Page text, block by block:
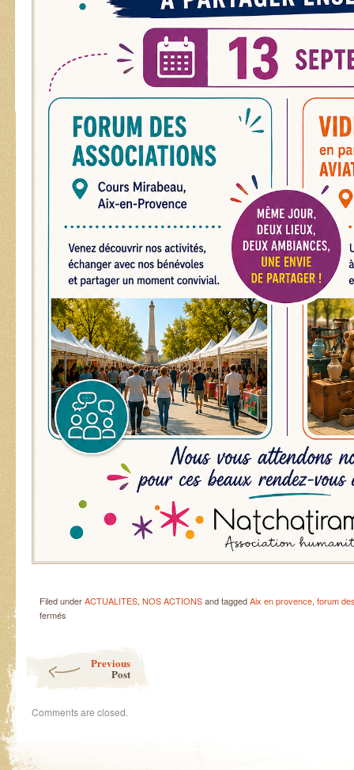
Filed underACTUALITES, NOS ACTIONSand taggedAix en provence, forum
fermés
rendez-
vous
13
Previous
Post
Comments are closed.